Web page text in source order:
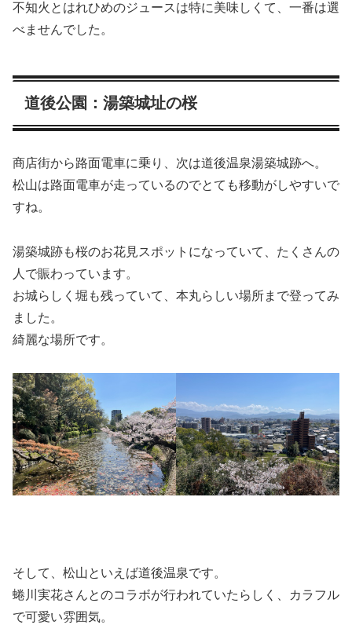
不知火とはれひめのジュースは特に美味しくて、一番は選
べませんでした。
道後公園：湯築城址の桜
商店街から路面電車に乗り、次は道後温泉湯築城跡へ。
松山は路面電車が走っているのでとても移動がしやすいで
すね。
湯築城跡も桜のお花見スポットになっていて、たくさんの
人で賑わっています。
お城らしく堀も残っていて、本丸らしい場所まで登ってみ
ました。
綺麗な場所です。
そして、松山といえば道後温泉です。
蜷川実花さんとのコラボが行われていたらしく、カラフル
で可愛い雰囲気。